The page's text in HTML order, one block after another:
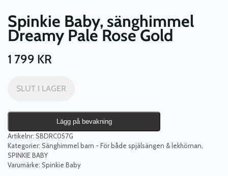
Spinkie Baby, sänghimmel
Dreamy Pale Rose Gold
1 799 KR
SLUT I LAGER
Lägg på bevakning
Artikelnr: SBDRC057G
Kategorier: Sänghimmel barn - För både spjälsängen & lekhörnan
SPINKIE BABY
Varumärke: Spinkie Baby